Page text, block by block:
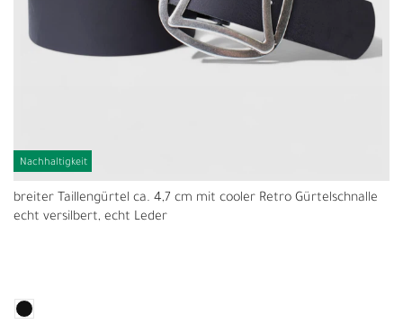
Nachhaltigkeit
breiter Taillengürtel ca. 4,7 cm mit cooler Retro Gürtelschnalle
echt versilbert, echt Leder